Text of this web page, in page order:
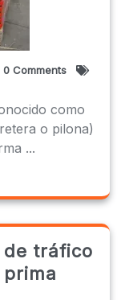
0 Comments
como
o pilona)
...
de tráfico